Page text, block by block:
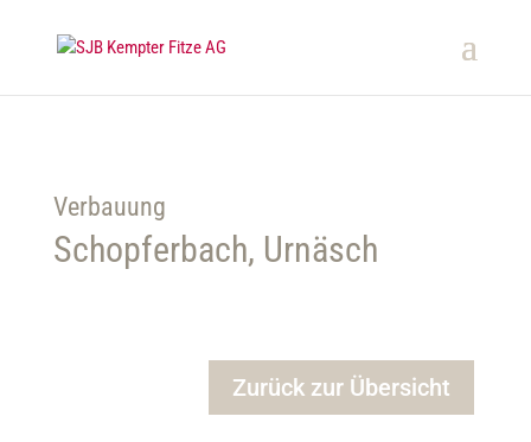
Verbauung
Schopferbach, Urnäsch
Zurück zur Übersicht